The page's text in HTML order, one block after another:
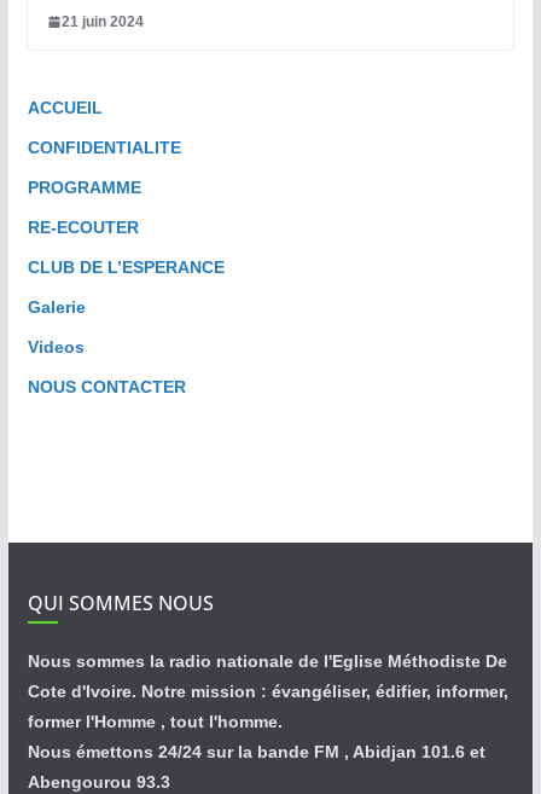
21 juin 2024
ACCUEIL
CONFIDENTIALITE
PROGRAMME
RE-ECOUTER
CLUB DE L’ESPERANCE
Galerie
Videos
NOUS CONTACTER
QUI SOMMES NOUS
Nous sommes la radio nationale de l'Eglise Méthodiste De
Cote d'Ivoire. Notre mission : évangéliser, édifier, informer,
former l'Homme , tout l'homme.
Nous émettons 24/24 sur la bande FM , Abidjan 101.6 et
Abengourou 93.3